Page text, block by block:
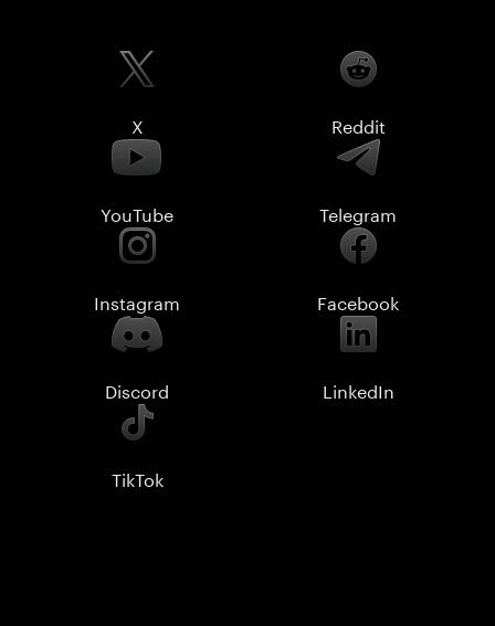
X Reddit
YouTube Telegram
Instagram Facebook
Discord LinkedIn
TikTok